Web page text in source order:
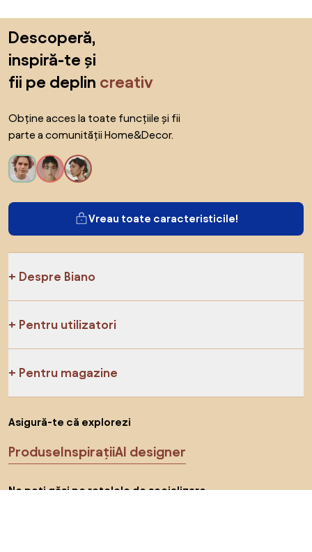
Descoperă,
inspiră-te și
fii pe deplin creativ
Obține acces la toate funcțiile și fii
parte a comunității Home&Decor.
Vreau toate caracteristicile!
Despre Biano
Pentru utilizatori
Pentru magazine
Asigură-te că explorezi
ProduseInspirațiiAI designer
Ne poți găsi pe rețelele de socializare